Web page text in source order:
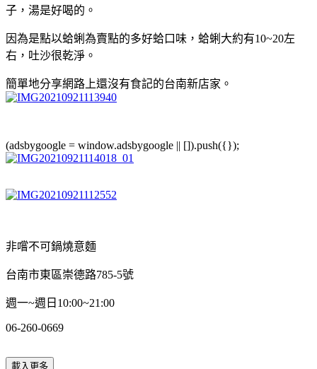
子，湯是好喝的。
因為是點以蛤蜊為賣點的多好蛤口味，蛤蜊大約有10~20左
右，吐沙很乾淨。
簡單地分享網路上還沒有食記的台南新店家。
(adsbygoogle = window.adsbygoogle || []).push({});
非嚐不可鍋燒意麵
台南市東區崇德路785-5號
週一~週日10:00~21:00
06-260-0669
載入更多